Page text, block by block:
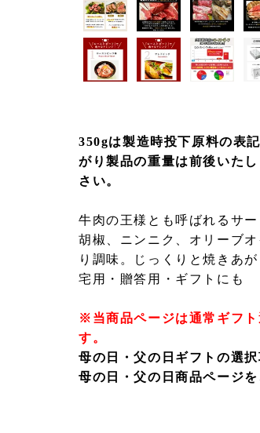
350gは製造時投下原料の表
がり製品の重量は前後いた
さい。
牛肉の王様とも呼ばれるサ
胡椒、ニンニク、オリーブ
り調味。じっくりと焼きあ
宅用・贈答用・ギフトにも
※当商品ページは通常ギフ
す。
母の日・父の日ギフトの選択
母の日・父の日商品ページ